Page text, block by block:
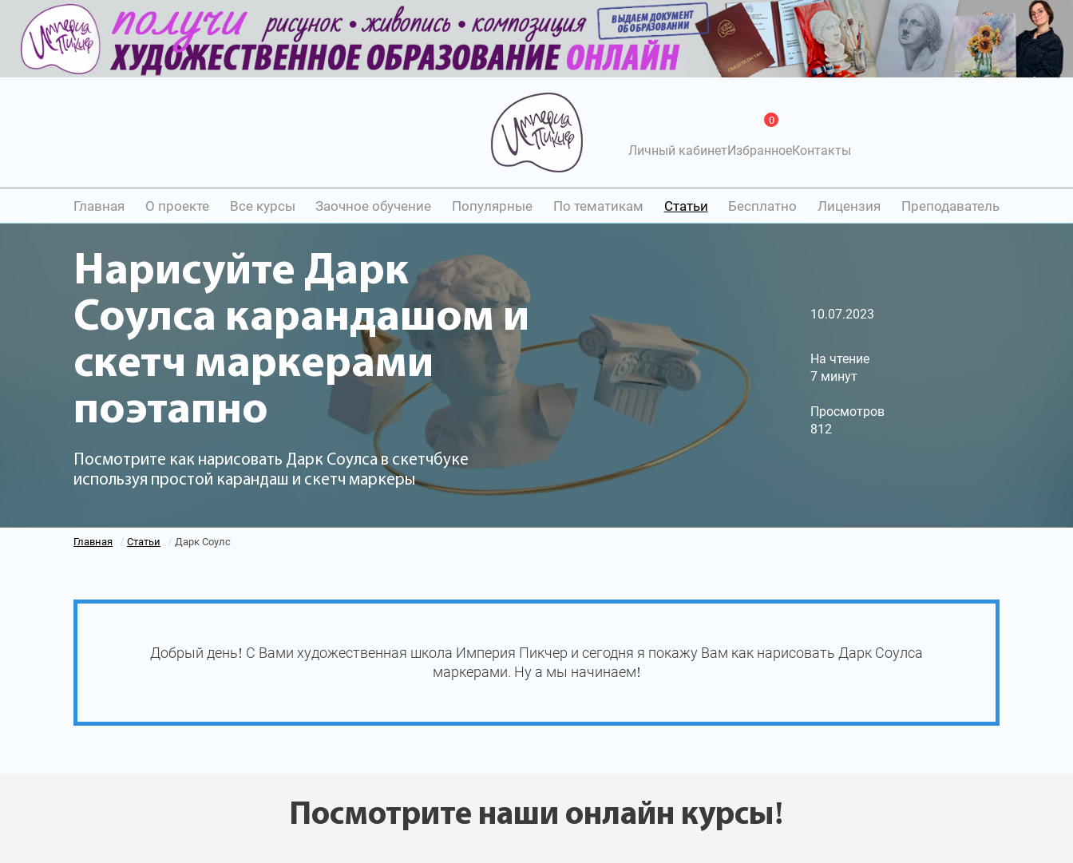
Личный кабинетИзбранное
0
Контакты
Главная О проекте Все курсы Заочное обучение Популярные По тематикам Статьи Бесплатно Лицензия Преподаватель
Нарисуйте Дарк
Соулса карандашом и
скетч маркерами
поэтапно
Посмотрите как нарисовать Дарк Соулса в скетчбуке
используя простой карандаш и скетч маркеры
10.07.2023
На чтение
7 минут
Просмотров
812
Главная / Статьи / Дарк Соулс
Добрый день! С Вами художественная школа Империя Пикчер и сегодня я покажу Вам как нарисовать Дарк Соулса
маркерами. Ну а мы начинаем!
Посмотрите наши онлайн курсы!